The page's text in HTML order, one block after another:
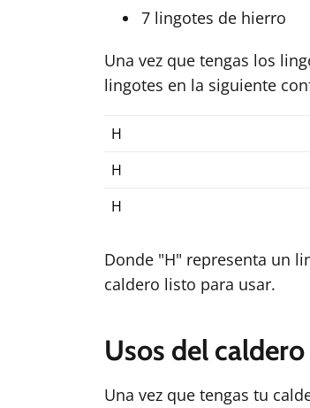
7 lingotes de hierro
Una vez que tengas los
lingotes en la siguiente
H
H
H
Donde "H" representa un
caldero listo para usar.
Usos del
Una vez que tengas tu